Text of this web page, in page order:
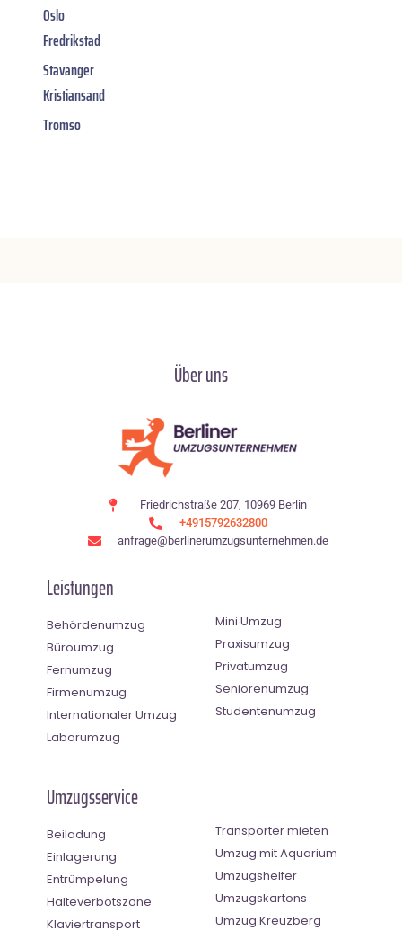
Oslo
Fredrikstad
Stavanger
Kristiansand
Tromso
Über uns
Friedrichstraße 207, 10969 Berlin
+4915792632800
anfrage@berlinerumzugsunternehmen.de
Leistungen
Behördenumzug
Büroumzug
Fernumzug
Firmenumzug
Internationaler Umzug
Laborumzug
Mini Umzug
Praxisumzug
Privatumzug
Seniorenumzug
Studentenumzug
Umzugsservice
Beiladung
Einlagerung
Entrümpelung
Halteverbotszone
Klaviertransport
Transporter mieten
Umzug mit Aquarium
Umzugshelfer
Umzugskartons
Umzug Kreuzberg